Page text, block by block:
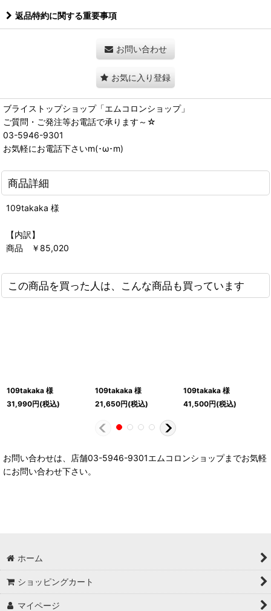
返品特約に関する重要事項
お問い合わせ
お気に入り登録
ブライストップショップ「エムコロンショップ」
ご質問・ご発注等お電話で承ります～☆
03-5946-9301
お気軽にお電話下さいm(･ω･m)
商品詳細
109takaka 様
【内訳】
商品 ￥85,020
この商品を買った人は、こんな商品も買っています
109takaka 様
31,990円(税込)
109takaka 様
21,650円(税込)
109takaka 様
41,500円(税込)
お問い合わせは、店舗03-5946-9301エムコロンショップまでお気軽
にお問い合わせ下さい。
ホーム
ショッピングカート
マイページ